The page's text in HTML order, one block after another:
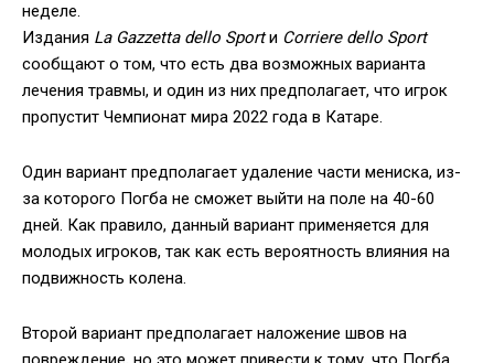
неделе.
Издания La Gazzetta dello Sportи Corriere dello Sport
сообщают о том, что есть два возможных варианта
лечения травмы, и один из них предполагает, что игрок
пропустит Чемпионат мира 2022 года в Катаре.
Один вариант предполагает удаление части мениска, из-
за которого Погба не сможет выйти на поле на 40-60
дней. Как правило, данный вариант применяется для
молодых игроков, так как есть вероятность влияния на
подвижность колена.
Второй вариант предполагает наложение швов на